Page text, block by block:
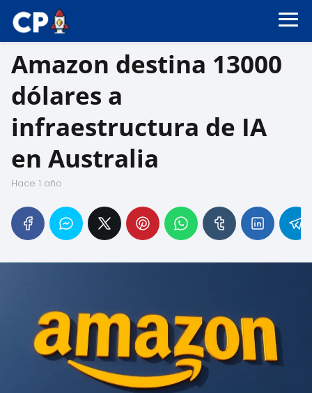
Amazon destina 13000
dólares a
infraestructura de IA
en Australia
hace 1 año